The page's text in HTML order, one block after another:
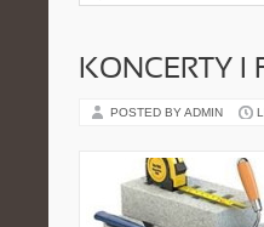
KONCERTY I
POSTED BY ADMIN